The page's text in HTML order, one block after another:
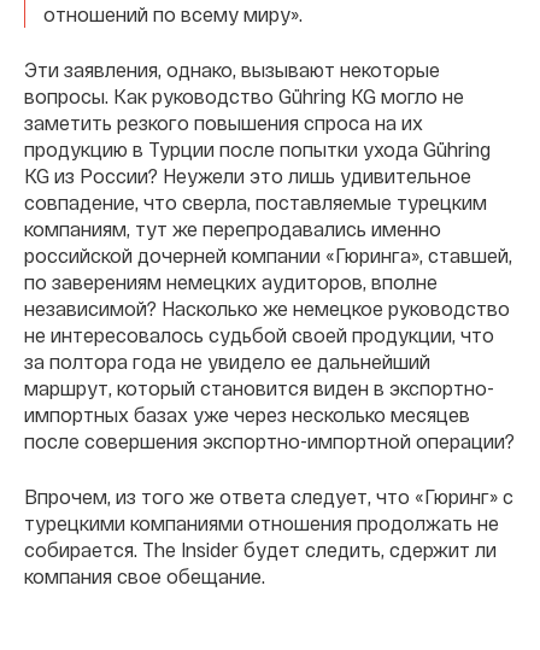
отношений по всему миру».
Эти заявления, однако, вызывают некоторые
вопросы. Как руководство Gühring KG могло не
заметить резкого повышения спроса на их
продукцию в Турции после попытки ухода Gühring
KG из России? Неужели это лишь удивительное
совпадение, что сверла, поставляемые турецким
компаниям, тут же перепродавались именно
российской дочерней компании «Гюринга», ставшей,
по заверениям немецких аудиторов, вполне
независимой? Насколько же немецкое руководство
не интересовалось судьбой своей продукции, что
за полтора года не увидело ее дальнейший
маршрут, который становится виден в экспортно-
импортных базах уже через несколько месяцев
после совершения экспортно-импортной операции?
Впрочем, из того же ответа следует, что «Гюринг» с
турецкими компаниями отношения продолжать не
собирается. The Insider будет следить, сдержит ли
компания свое обещание.